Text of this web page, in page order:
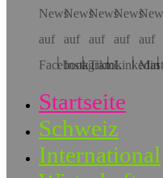
Startseite
Schweiz
International